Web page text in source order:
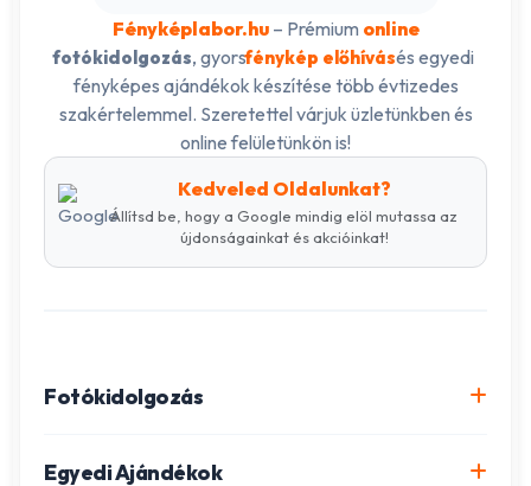
Fényképlabor.hu– Prémium online
fotókidolgozás, gyorsfénykép előhívásés egyedi
fényképes ajándékok készítése több évtizedes
szakértelemmel. Szeretettel várjuk üzletünkben és
online felületünkön is!
Kedveled Oldalunkat?
Állítsd be, hogy a Google mindig elöl mutassa az
újdonságainkat és akcióinkat!
Fotókidolgozás
Egyedi Ajándékok